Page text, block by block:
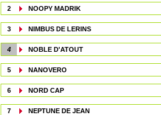
2 NOOPY MADRIK
3 NIMBUS DE LERINS
4 NOBLE D'ATOUT
5 NANOVERO
6 NORD CAP
7 NEPTUNE DE JEAN